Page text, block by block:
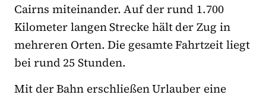
Cairns miteinander. Auf der rund 1.700
Kilometer langen Strecke hält der Zug in
mehreren Orten. Die gesamte Fahrtzeit liegt
bei rund 25 Stunden.
Mit der Bahn erschließen Urlauber eine